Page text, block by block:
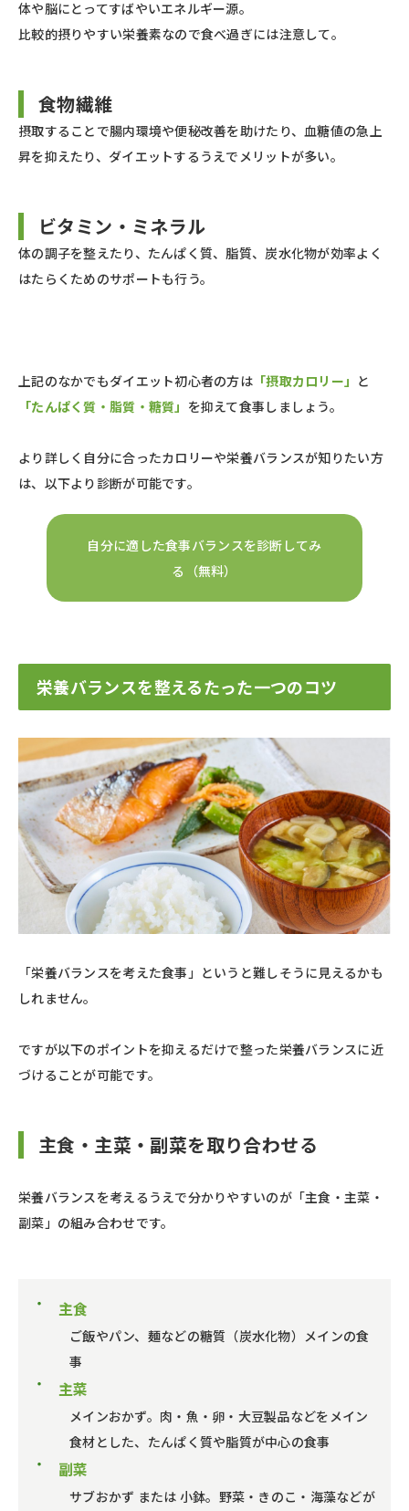
体や脳にとってすばやいエネルギー源。
比較的摂りやすい栄養素なので食べ過ぎには注意して。
食物繊維
摂取することで腸内環境や便秘改善を助けたり、血糖値の急上
昇を抑えたり、ダイエットするうえでメリットが多い。
ビタミン・ミネラル
体の調子を整えたり、たんぱく質、脂質、炭水化物が効率よく
はたらくためのサポートも行う。
上記のなかでもダイエット初心者の方は 「摂取カロリー」 と
「たんぱく質・脂質・糖質」 を抑えて食事しましょう。
より詳しく自分に合ったカロリーや栄養バランスが知りたい方
は、以下より診断が可能です。
自分に適した食事バランスを診断してみ
る（無料）
栄養バランスを整えるたった一つのコツ
「栄養バランスを考えた食事」というと難しそうに見えるかも
しれません。
ですが以下のポイントを抑えるだけで整った栄養バランスに近
づけることが可能です。
主食・主菜・副菜を取り合わせる
栄養バランスを考えるうえで分かりやすいのが「主食・主菜・
副菜」の組み合わせです。
主食
ご飯やパン、麺などの糖質（炭水化物）メインの食
事
主菜
メインおかず。肉・魚・卵・大豆製品などをメイン
食材とした、たんぱく質や脂質が中心の食事
副菜
サブおかず または 小鉢。野菜・きのこ・海藻などが